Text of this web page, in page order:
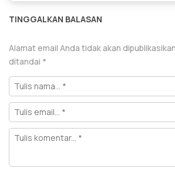
TINGGALKAN BALASAN
Alamat email Anda tidak akan
ditandai *